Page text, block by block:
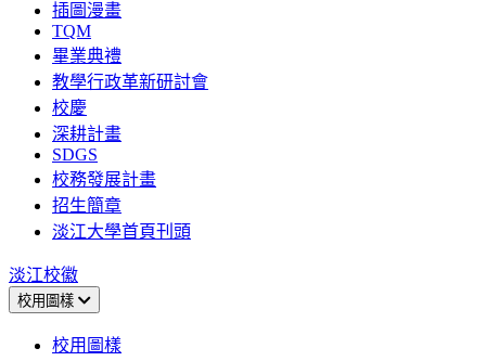
插圖漫畫
TQM
畢業典禮
教學行政革新研討會
校慶
深耕計畫
SDGS
校務發展計畫
招生簡章
淡江大學首頁刊頭
淡江校徽
校用圖樣
校用圖樣